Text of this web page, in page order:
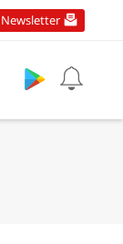
Newsletter